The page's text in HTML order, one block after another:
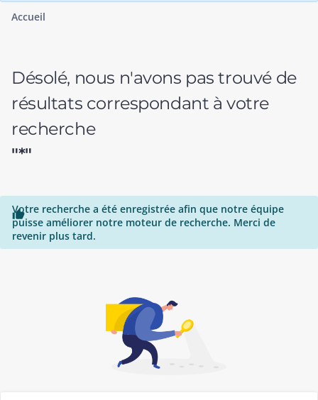
Accueil
Désolé, nous n'avons pas trouvé de
résultats correspondant à votre
recherche
"*"

Votre recherche a été enregistrée afin que notre équipe
puisse améliorer notre moteur de recherche. Merci de
revenir plus tard.